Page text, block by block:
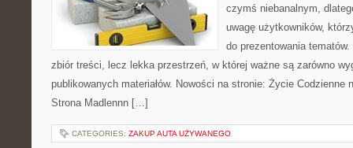
czymś niebanalnym,
uwagę użytkowników,
do prezentowania
zbiór treści, lecz lekka przestrzeń, w której ważne są zarówno
publikowanych materiałów. Nowości na stronie: Życie Codzienne
Strona Madlennn […]
CATEGORIES: ZAKUP AUTA UŻYWANEGO